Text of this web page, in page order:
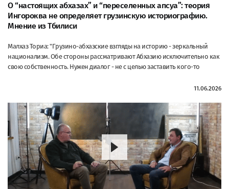
О “настоящих абхазах” и “переселенных апсуа”: теория
Ингороква не определяет грузинскую историографию.
Мнение из Тбилиси
Малхаз Ториа: "Грузино-абхазские взгляды на историю - зеркальный
национализм. Обе стороны рассматривают Абхазию исключительно как
свою собственность. Нужен диалог - не с целью заставить кого-то
11.06.2026